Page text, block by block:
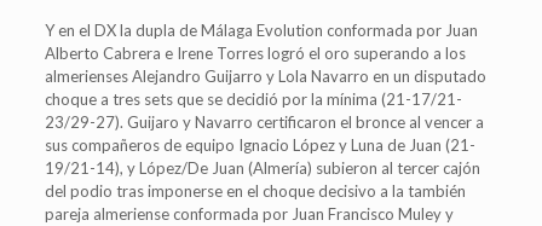
Y en el DX la dupla de Málaga Evolution conformada por Juan
Alberto Cabrera e Irene Torres logró el oro superando a los
almerienses Alejandro Guijarro y Lola Navarro en un disputado
choque a tres sets que se decidió por la mínima (21-17/21-
23/29-27). Guijaro y Navarro certificaron el bronce al vencer a
sus compañeros de equipo Ignacio López y Luna de Juan (21-
19/21-14), y López/De Juan (Almería) subieron al tercer cajón
del podio tras imponerse en el choque decisivo a la también
pareja almeriense conformada por Juan Francisco Muley y